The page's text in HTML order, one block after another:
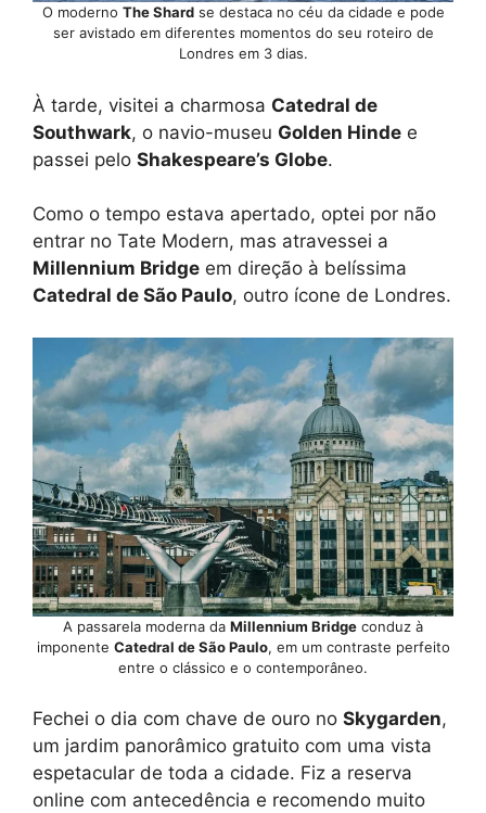
O moderno The Shardse destaca no céu da cidade e pode
ser avistado em diferentes momentos do seu roteiro de
Londres em 3 dias.
À tarde, visitei a charmosa Catedral de
Southwark, o navio-museu Golden Hinde e
passei pelo Shakespeare’s Globe.
Como o tempo estava apertado, optei por não
entrar no Tate Modern, mas atravessei a
Millennium Bridge em direção à belíssima
Catedral de São Paulo, outro ícone de Londres.
A passarela moderna da Millennium Bridge conduz à
imponente Catedral de São Paulo, em um contraste perfeito
entre o clássico e o contemporâneo.
Fechei o dia com chave de ouro no Skygarden,
um jardim panorâmico gratuito com uma vista
espetacular de toda a cidade. Fiz a reserva
online com antecedência e recomendo muito